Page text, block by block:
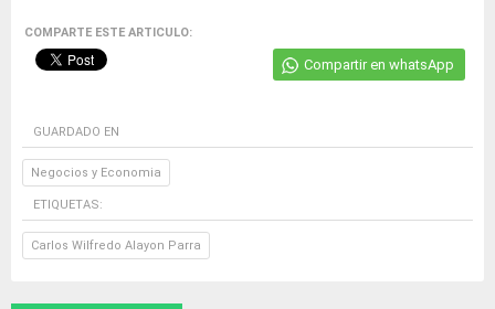
COMPARTE ESTE ARTICULO:
Compartir en whatsApp
GUARDADO EN
Negocios y Economia
ETIQUETAS:
Carlos Wilfredo Alayon Parra